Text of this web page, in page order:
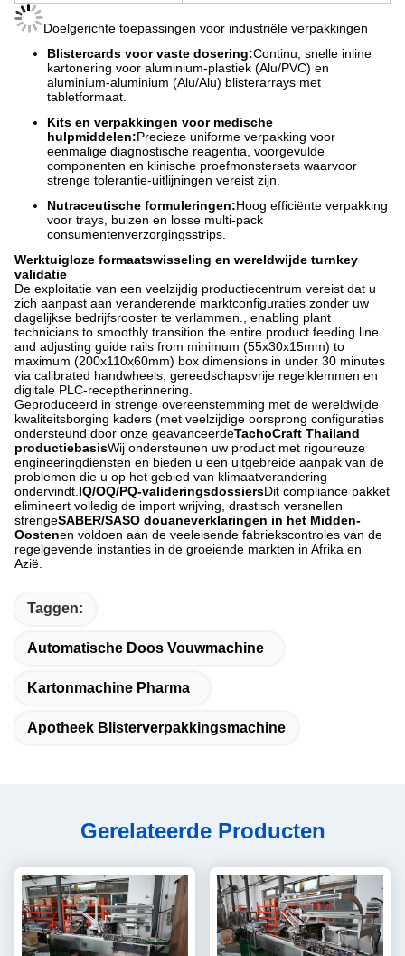
Doelgerichte toepassingen voor industriële verpakkingen
Blistercards voor vaste dosering:Continu, snelle inline
kartonering voor aluminium-plastiek (Alu/PVC) en
aluminium-aluminium (Alu/Alu) blisterarrays met
tabletformaat.
Kits en verpakkingen voor medische
hulpmiddelen:Precieze uniforme verpakking voor
eenmalige diagnostische reagentia, voorgevulde
componenten en klinische proefmonstersets waarvoor
strenge tolerantie-uitlijningen vereist zijn.
Nutraceutische formuleringen:Hoog efficiënte verpakking
voor trays, buizen en losse multi-pack
consumentenverzorgingsstrips.
Werktuigloze formaatswisseling en wereldwijde turnkey
validatie
De exploitatie van een veelzijdig productiecentrum vereist dat u
zich aanpast aan veranderende marktconfiguraties zonder uw
dagelijkse bedrijfsrooster te verlammen., enabling plant
technicians to smoothly transition the entire product feeding line
and adjusting guide rails from minimum (55x30x15mm) to
maximum (200x110x60mm) box dimensions in under 30 minutes
via calibrated handwheels, gereedschapsvrije regelklemmen en
digitale PLC-receptherinnering.
Geproduceerd in strenge overeenstemming met de wereldwijde
kwaliteitsborging kaders (met veelzijdige oorsprong configuraties
ondersteund door onze geavanceerdeTachoCraft Thailand
productiebasisWij ondersteunen uw product met rigoureuze
engineeringdiensten en bieden u een uitgebreide aanpak van de
problemen die u op het gebied van klimaatverandering
ondervindt. IQ/OQ/PQ-valideringsdossiersDit compliance pakket
elimineert volledig de import wrijving, drastisch versnellen
strengeSABER/SASO douaneverklaringen in het Midden-
Oostenen voldoen aan de veeleisende fabriekscontroles van de
regelgevende instanties in de groeiende markten in Afrika en
Azië.
Taggen:
Automatische Doos Vouwmachine
Kartonmachine Pharma
Apotheek Blisterverpakkingsmachine
Gerelateerde Producten